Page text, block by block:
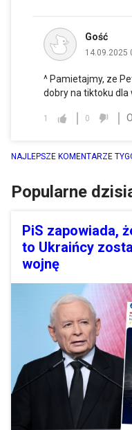
Gość
14.09.2025
^ Pamietajmy, ze
dobry na tiktoku dla
1 0
NAJLEPSZE KOMENTARZE
Popularne
PiS zapowiada,
to Ukraińcy
wojnę